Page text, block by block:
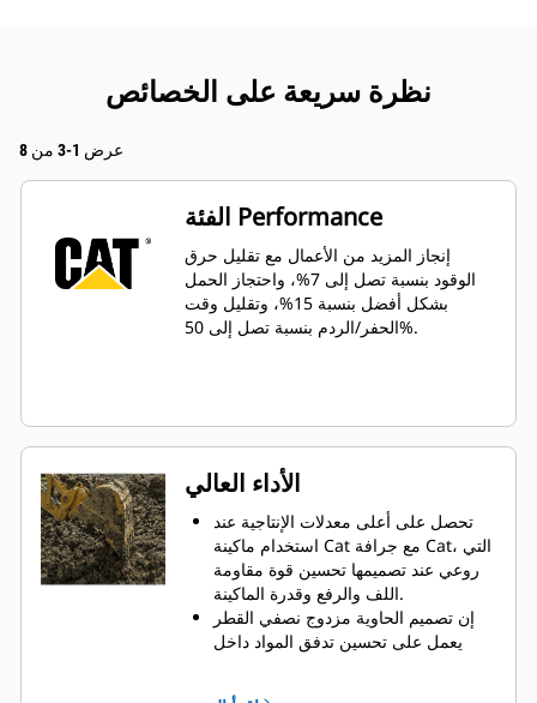
نظرة سريعة على الخصائص
عرض 1-3 من 8
الفئة Performance
إنجاز المزيد من الأعمال مع تقليل حرق
الوقود بنسبة تصل إلى 7%، واحتجاز الحمل
بشكل أفضل بنسبة 15%، وتقليل وقت
الحفر/الردم بنسبة تصل إلى 50%.
الأداء العالي
تحصل على أعلى معدلات الإنتاجية عند
استخدام ماكينة Cat مع جرافة Cat، التي
روعي عند تصميمها تحسين قوة مقاومة
اللف والرفع وقدرة الماكينة.
إن تصميم الحاوية مزدوج نصفي القطر
يعمل على تحسين تدفق المواد داخل
عدم سحب الجزء السفلي من الجرافة،